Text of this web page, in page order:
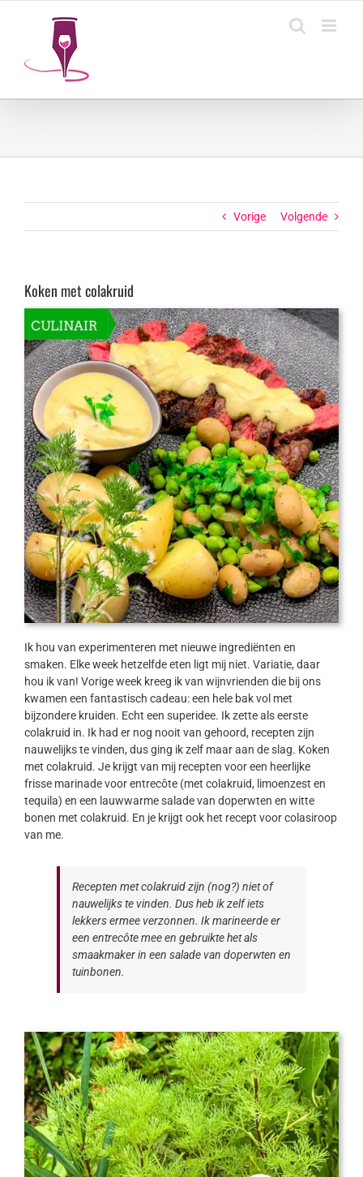
Vorige Volgende
Koken met colakruid
Ik hou van experimenteren met nieuwe ingrediënten en
smaken. Elke week hetzelfde eten ligt mij niet. Variatie, daar
hou ik van! Vorige week kreeg ik van wijnvrienden die bij ons
kwamen een fantastisch cadeau: een hele bak vol met
bijzondere kruiden. Echt een superidee. Ik zette als eerste
colakruid in. Ik had er nog nooit van gehoord, recepten zijn
nauwelijks te vinden, dus ging ik zelf maar aan de slag. Koken
met colakruid. Je krijgt van mij recepten voor een heerlijke
frisse marinade voor entrecôte (met colakruid, limoenzest en
tequila) en een lauwwarme salade van doperwten en witte
bonen met colakruid. En je krijgt ook het recept voor colasiroop
van me.
Recepten met colakruid zijn (nog?) niet of
nauwelijks te vinden. Dus heb ik zelf iets
lekkers ermee verzonnen. Ik marineerde er
een entrecôte mee en gebruikte het als
smaakmaker in een salade van doperwten en
tuinbonen.